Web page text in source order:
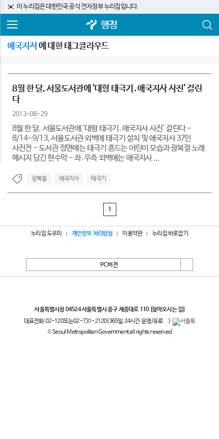
이 누리집은 대한민국 공식 전자정부 누리집입니다.
행정
애국지사에 대한 태그클라우드
8월 한 달, 서울도서관에 '대형 태극기․애국지사 사진' 걸린
다
2013-08-29
8월 한 달, 서울도서관에 '대형 태극기․애국지사 사진' 걸린다 -
8/14~9/13, 서울도서관 외벽에 태극기 설치 및 애국지사 37인
사진전 - 도서관 정면에는 태극기 흔드는 어린이 모습과 광복절 노래
메시지 담긴 현수막 - 좌․우측 외벽에는 애국지사 ...
광복절 애국지사 태극기
1
누리집 도우미 개인정보 처리방침 이용약관 누리집 바로잡기
PC버전
서울특별시청 04524 서울특별시 중구 세종대로 110 [찾아오시는 길]
대표전화:02-120또는02-731-2120(365일 24시간 운영/유료
)
© Seoul Metropolitan Government all rights reserved